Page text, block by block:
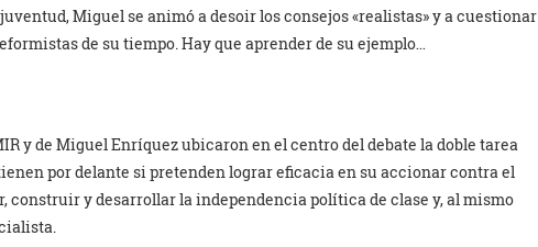
Miguel se animó a desoir los consejos «realistas» y a cuestionar
de su tiempo. Hay que aprender de su ejemplo…
y de Miguel Enríquez ubicaron en el centro del debate la doble tarea
por delante si pretenden lograr eficacia en su accionar contra el
construir y desarrollar la independencia política de clase y, al mismo